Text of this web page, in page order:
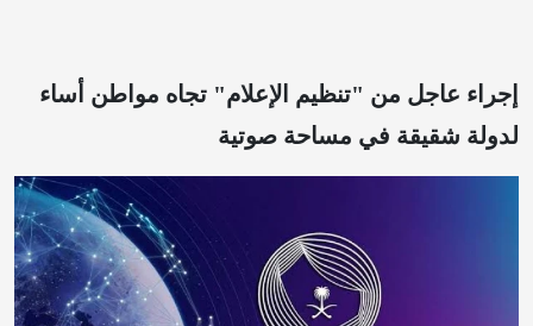
إجراء عاجل من "تنظيم الإعلام" تجاه مواطن أساء
لدولة شقيقة في مساحة صوتية